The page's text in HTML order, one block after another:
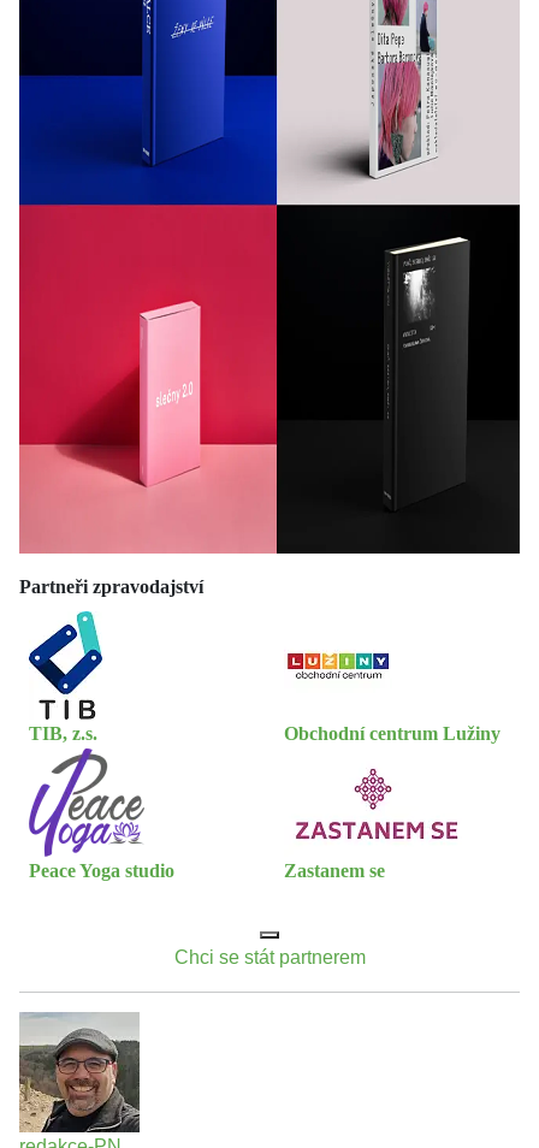
Partneři zpravodajství
TIB, z.s. Obchodní centrum Lužiny
Peace Yoga studio Zastanem se
Chci se stát partnerem